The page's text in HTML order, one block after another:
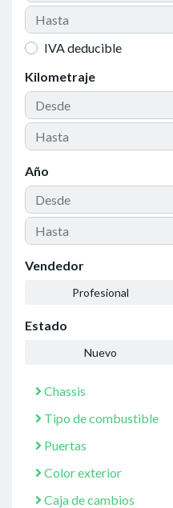
IVA deducible
Kilometraje
Año
Vendedor
Profesional
Estado
Nuevo
Chassis
Tipo de combustible
Puertas
Color exterior
Caja de cambios